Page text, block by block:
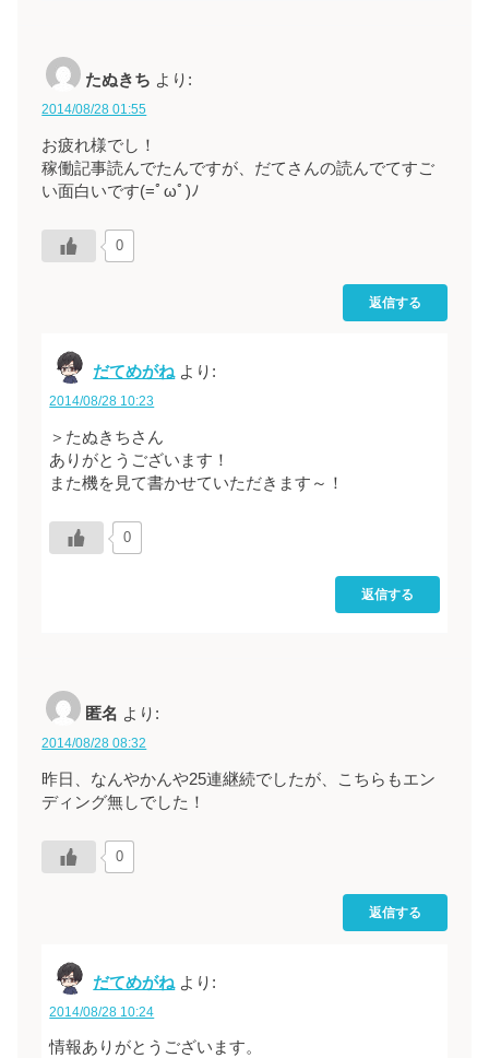
たぬきち より:
2014/08/28 01:55
お疲れ様でし！
稼働記事読んでたんですが、だてさんの読んでてすご
い面白いです(=ﾟωﾟ)ﾉ
0
返信する
だてめがね より:
2014/08/28 10:23
＞たぬきちさん
ありがとうございます！
また機を見て書かせていただきます～！
0
返信する
匿名 より:
2014/08/28 08:32
昨日、なんやかんや25連継続でしたが、こちらもエン
ディング無しでした！
0
返信する
だてめがね より:
2014/08/28 10:24
情報ありがとうございます。